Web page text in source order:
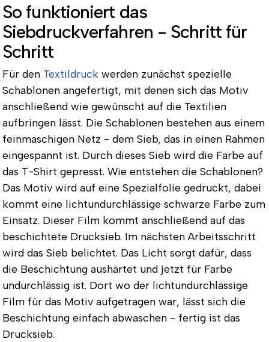
So funktioniert das
Siebdruckverfahren - Schritt für
Schritt
Für den Textildruck werden zunächst spezielle
Schablonen angefertigt, mit denen sich das Motiv
anschließend wie gewünscht auf die Textilien
aufbringen lässt. Die Schablonen bestehen aus einem
feinmaschigen Netz - dem Sieb, das in einen Rahmen
eingespannt ist. Durch dieses Sieb wird die Farbe auf
das T-Shirt gepresst. Wie entstehen die Schablonen?
Das Motiv wird auf eine Spezialfolie gedruckt, dabei
kommt eine lichtundurchlässige schwarze Farbe zum
Einsatz. Dieser Film kommt anschließend auf das
beschichtete Drucksieb. Im nächsten Arbeitsschritt
wird das Sieb belichtet. Das Licht sorgt dafür, dass
die Beschichtung aushärtet und jetzt für Farbe
undurchlässig ist. Dort wo der lichtundurchlässige
Film für das Motiv aufgetragen war, lässt sich die
Beschichtung einfach abwaschen - fertig ist das
Drucksieb.